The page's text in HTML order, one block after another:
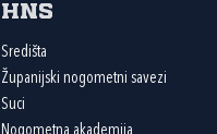
HNS
Središta
Županijski nogometni savezi
Suci